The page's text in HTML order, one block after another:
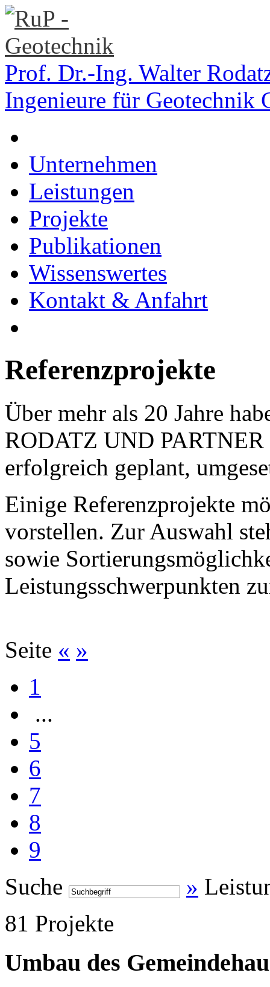
Prof. Dr.-Ing. Walter
Ingenieure für Geotechnik
Unternehmen
Leistungen
Projekte
Publikationen
Wissenswertes
Kontakt & Anfahrt
Referenzprojekte
Über mehr als 20 Jahre
RODATZ UND
erfolgreich geplant,
Einige Referenzprojekte
vorstellen. Zur Auswahl
sowie
Leistungsschwerpunkten
Seite « »
1
...
5
6
7
8
9
Suche
»
81 Projekte
Umbau des